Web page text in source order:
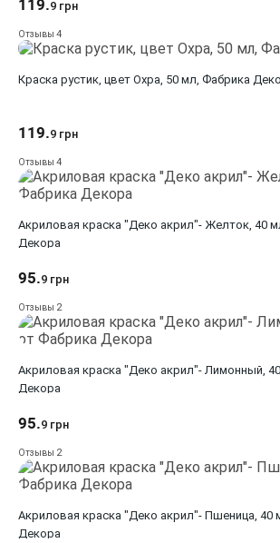
119.9 грн
Отзывы 4
Краска рустик, цвет Охра, 50 мл, Фабрика
119.9 грн
Отзывы 4
Акриловая краска "Деко акрил"- Желток, 40
Декора
95.9 грн
Отзывы 2
Акриловая краска "Деко акрил"- Лимонный,
Декора
95.9 грн
Отзывы 2
Акриловая краска "Деко акрил"- Пшеница, 40
Декора